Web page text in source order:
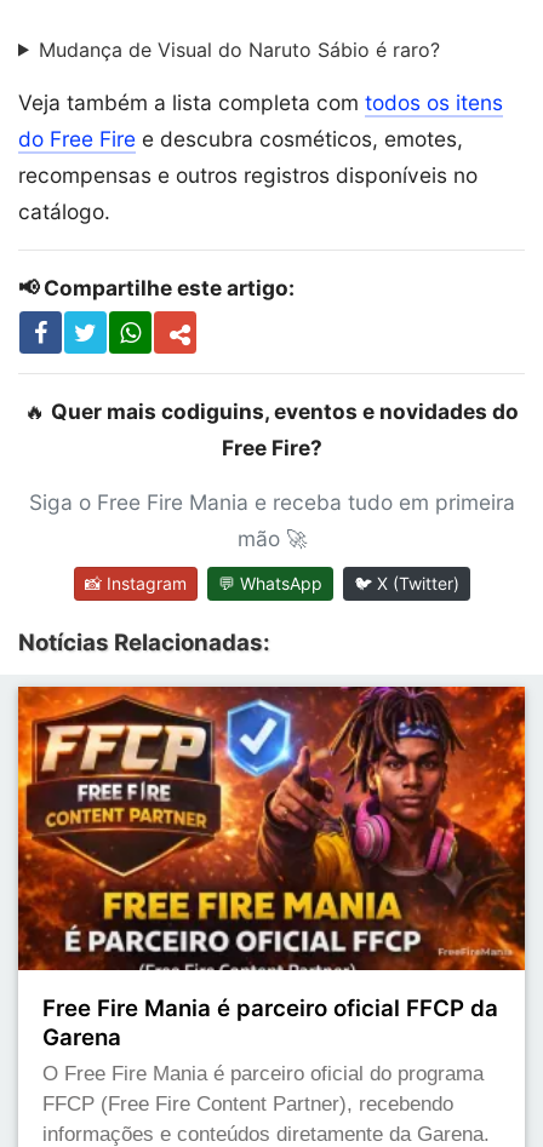
Mudança de Visual do Naruto Sábio é raro?
Veja também a lista completa com todos os itens
do Free Fire e descubra cosméticos, emotes,
recompensas e outros registros disponíveis no
catálogo.
📢 Compartilhe este artigo:
🔥 Quer mais codiguins, eventos e novidades do
Free Fire?
Siga o Free Fire Mania e receba tudo em primeira
mão 🚀
📸 Instagram 💬 WhatsApp 🐦 X (Twitter)
Notícias Relacionadas:
Free Fire Mania é parceiro oficial FFCP da
Garena
O Free Fire Mania é parceiro oficial do programa
FFCP (Free Fire Content Partner), recebendo
informações e conteúdos diretamente da Garena.